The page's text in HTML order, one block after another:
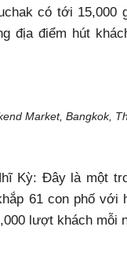
có tới 15,000
địa điểm hút
Bangkok, Thái
Kỳ: Đây là một
61 con phố với
lượt khách mỗi